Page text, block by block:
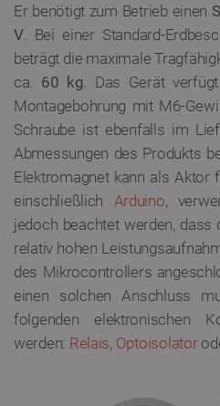
Er benötigt zum Betrieb einen
V. Bei einer Standard-
beträgt die maximale
ca. 60 kg . Das Gerät
Montagebohrung mit M6-
Schraube ist ebenfalls im
Abmessungen des Produkts
Elektromagnet kann als Aktor
einschließlich Arduino,
jedoch beachtet werden, dass
relativ hohen
des Mikrocontrollers
einen solchen Anschluss
folgenden elektronischen
werden: Relais, Optoisolator